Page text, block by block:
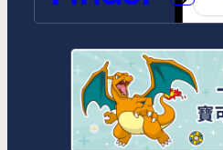
MIMARU東京 日本橋水天宮前
MIMARU東京 浅草STATION